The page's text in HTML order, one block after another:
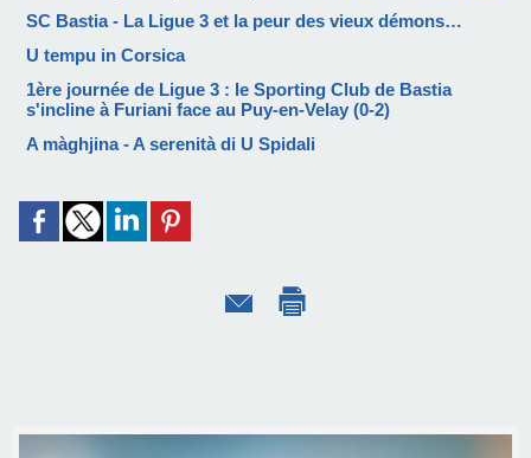
SC Bastia - La Ligue 3 et la peur des vieux démons…
U tempu in Corsica
1ère journée de Ligue 3 : le Sporting Club de Bastia
s'incline à Furiani face au Puy-en-Velay (0-2)
A màghjina - A serenità di U Spidali